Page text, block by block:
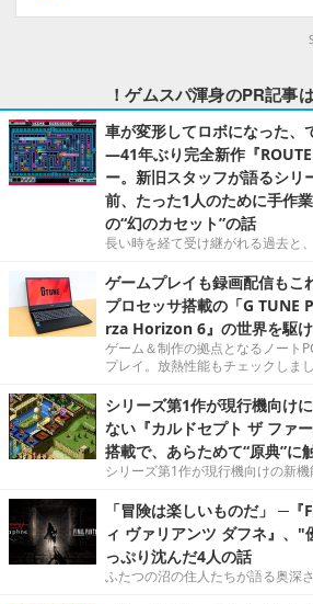
！ゲムスパ渾身のPR記事
車が変形してロボになった、
―41年ぶり完全新作『
ー。新旧スタッフが語るシリ
前、たった1人のために手作
の“幻のカセット”の話
長い時を経て受け継がれる過去と
ゲームプレイも録画配信も
プロセッサ搭載の「G TUNE
rza Horizon 6』の世界を駆
ゲーム＆制作の拠点となるノート
プレイ。放熱性能もチェックしま
シリーズ第1作が現行機向け
ない『カルドセプト ザ ファ
搭載で、あらためて“原典”に
シリーズ第1作が現行機向けの新機
「冒険は楽しいものだ」 ─『
ィ ヴァリアンツ ダフネ』、
っぷり沈んだ4人の話
ふたつの沼の住人たちが語る奥深さ